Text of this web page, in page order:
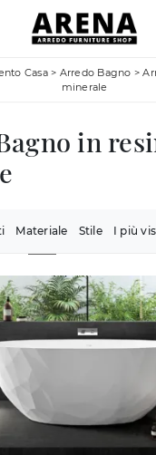
Casa> Arredo Bagno >
minerale
in
Materiale Stile I più